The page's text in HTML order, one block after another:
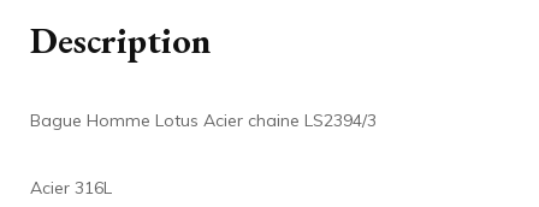
Description
Bague Homme Lotus Acier chaine LS2394/3
Acier 316L